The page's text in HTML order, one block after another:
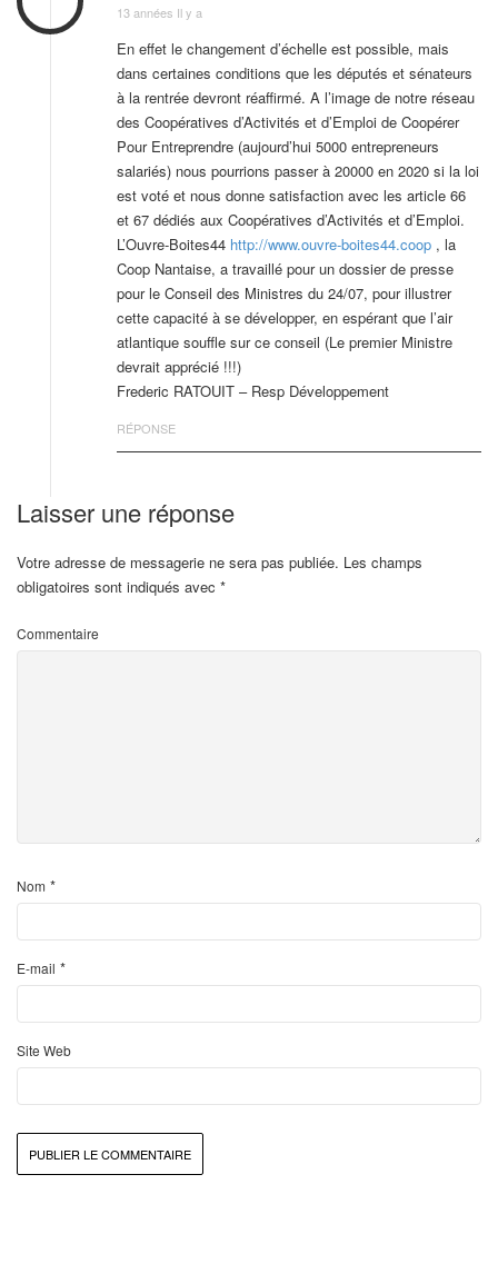
13 années Il y a
En effet le changement d’échelle est possible, mais
dans certaines conditions que les députés et sénateurs
à la rentrée devront réaffirmé. A l’image de notre réseau
des Coopératives d’Activités et d’Emploi de Coopérer
Pour Entreprendre (aujourd’hui 5000 entrepreneurs
salariés) nous pourrions passer à 20000 en 2020 si la loi
est voté et nous donne satisfaction avec les article 66
et 67 dédiés aux Coopératives d’Activités et d’Emploi.
L’Ouvre-Boites44 http://www.ouvre-boites44.coop , la
Coop Nantaise, a travaillé pour un dossier de presse
pour le Conseil des Ministres du 24/07, pour illustrer
cette capacité à se développer, en espérant que l’air
atlantique souffle sur ce conseil (Le premier Ministre
devrait apprécié !!!)
Frederic RATOUIT – Resp Développement
RÉPONSE
Laisser une réponse
Votre adresse de messagerie ne sera pas publiée. Les champs
obligatoires sont indiqués avec *
Commentaire
Nom *
E-mail *
Site Web